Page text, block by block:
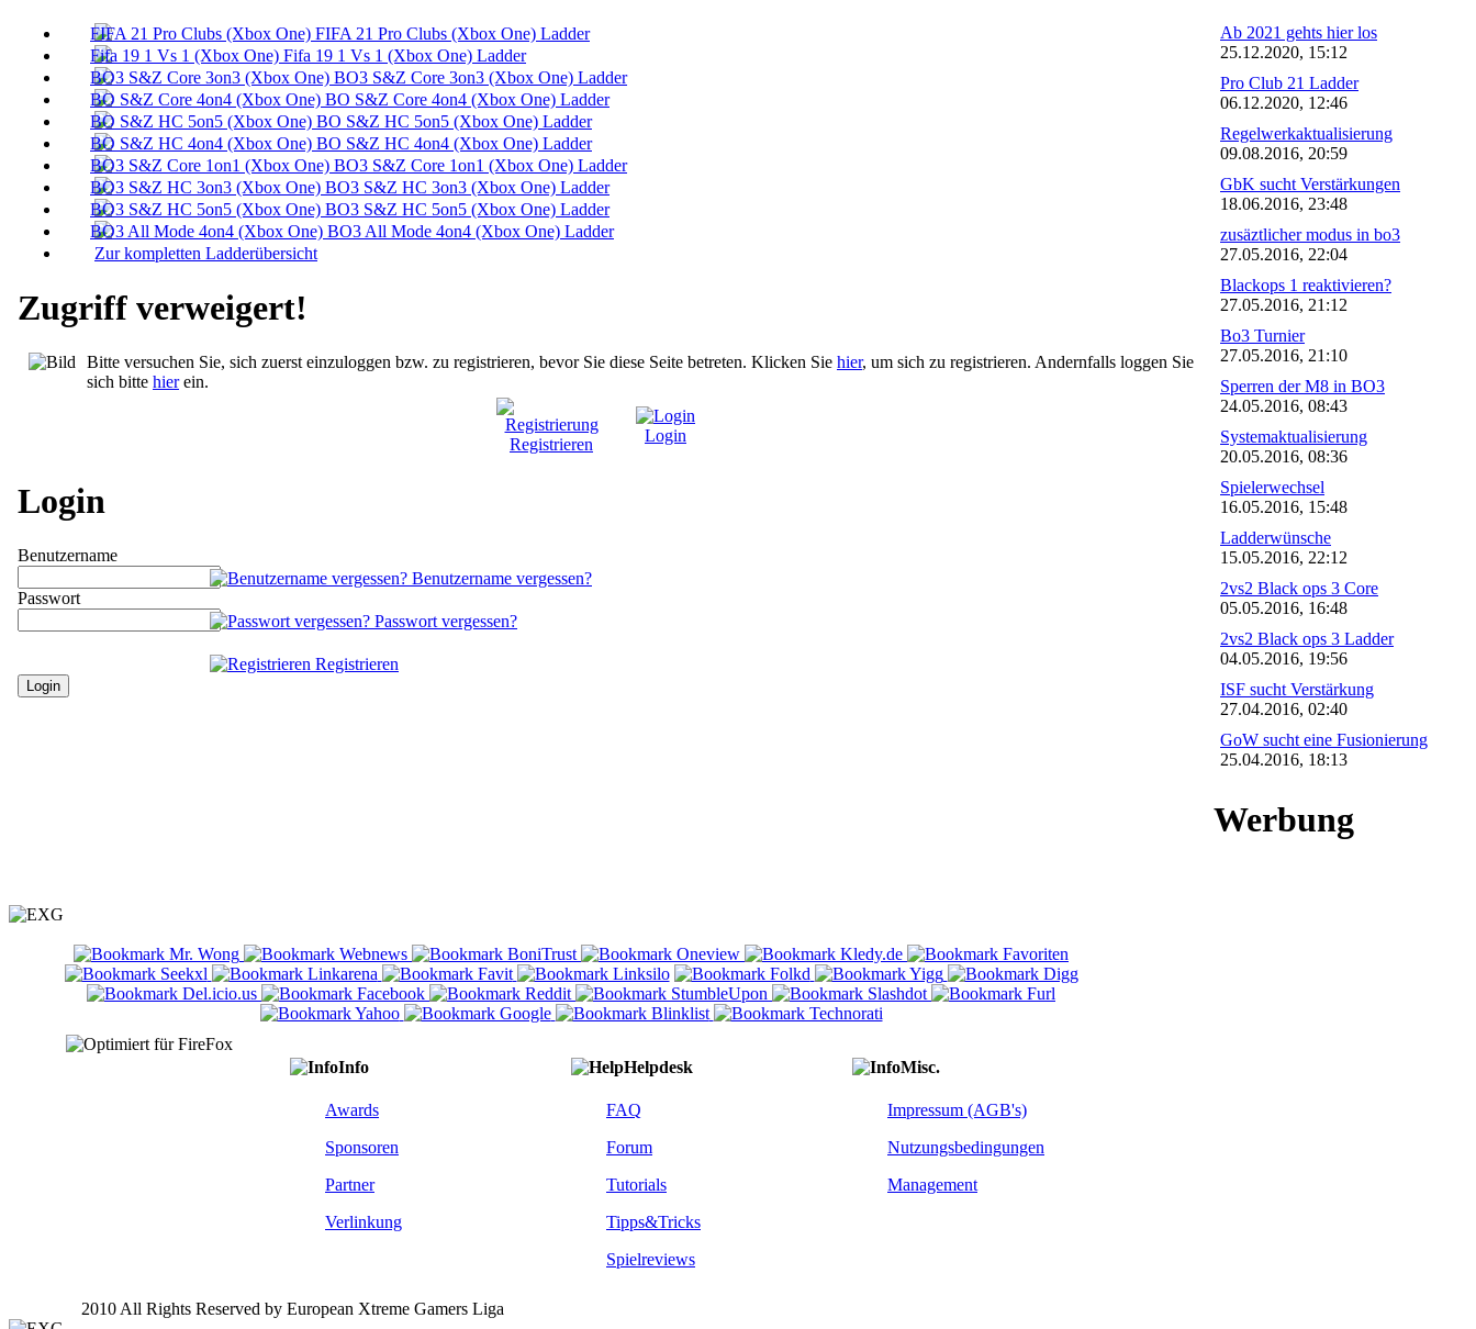
FIFA 21 Pro Clubs (Xbox One) Ladder
Fifa 19 1 Vs 1 (Xbox One) Ladder
BO3 S&Z Core 3on3 (Xbox One) Ladder
BO S&Z Core 4on4 (Xbox One) Ladder
BO S&Z HC 5on5 (Xbox One) Ladder
BO S&Z HC 4on4 (Xbox One) Ladder
BO3 S&Z Core 1on1 (Xbox One) Ladder
BO3 S&Z HC 3on3 (Xbox One) Ladder
BO3 S&Z HC 5on5 (Xbox One) Ladder
BO3 All Mode 4on4 (Xbox One) Ladder
Zur kompletten Ladderübersicht
Zugriff verweigert!
Bitte versuchen Sie, sich zuerst einzuloggen bzw. zu registrieren, bevor Sie diese Seite betreten. Klicken Sie hier, um sich zu registrieren. Andernfalls loggen Sie
sich bitte hierein.
Registrieren Login
Login
Benutzername
Benutzername vergessen?
Passwort
Passwort vergessen?
Registrieren
Ab 2021 gehts hier los
25.12.2020, 15:12
Pro Club 21 Ladder
06.12.2020, 12:46
Regelwerkaktualisierung
09.08.2016, 20:59
GbK sucht Verstärkungen
18.06.2016, 23:48
zusäztlicher modus in bo3
27.05.2016, 22:04
Blackops 1 reaktivieren?
27.05.2016, 21:12
Bo3 Turnier
27.05.2016, 21:10
Sperren der M8 in BO3
24.05.2016, 08:43
Systemaktualisierung
20.05.2016, 08:36
Spielerwechsel
16.05.2016, 15:48
Ladderwünsche
15.05.2016, 22:12
2vs2 Black ops 3 Core
05.05.2016, 16:48
2vs2 Black ops 3 Ladder
04.05.2016, 19:56
ISF sucht Verstärkung
27.04.2016, 02:40
GoW sucht eine Fusionierung
25.04.2016, 18:13
Werbung
Info
Awards
Sponsoren
Partner
Verlinkung
Helpdesk
FAQ
Forum
Tutorials
Tipps&Tricks
Spielreviews
Misc.
Impressum (AGB's)
Nutzungsbedingungen
Management
2010 All Rights Reserved by European Xtreme Gamers Liga